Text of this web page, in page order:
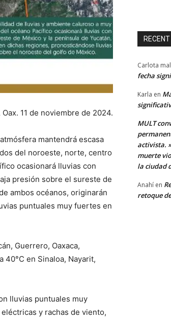
11 de noviembre de 2024.
mantendrá escasa
del noroeste, norte, centro
ocasionará lluvias con
presión sobre el sureste de
ambos océanos, originarán
puntuales muy fuertes en
Guerrero, Oaxaca,
40°C en Sinaloa, Nayarit,
lluvias puntuales muy
y rachas de viento,
Carlota
fecha
Karla en
MULT
activista.
muerte
la ciudad
Anahí en
retoque